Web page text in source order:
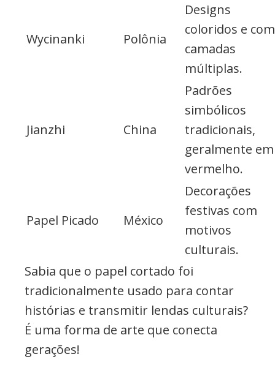
Wycinanki Polônia
Designs
coloridos e com
camadas
múltiplas.
Jianzhi China
Padrões
simbólicos
tradicionais,
geralmente em
vermelho.
Papel Picado México
Decorações
festivas com
motivos
culturais.
Sabia que o papel cortado foi
tradicionalmente usado para contar
histórias e transmitir lendas culturais?
É uma forma de arte que conecta
gerações!